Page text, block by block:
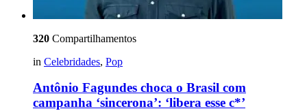
320 Compartilhamentos
in Celebridades, Pop
Antônio Fagundes choca o Brasil com
campanha ‘sincerona’: ‘libera esse c*’